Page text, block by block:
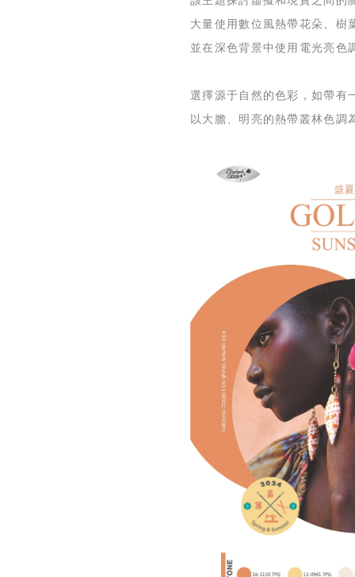
大量使用數位風熱帶花朵、樹
並在深色背景中使用電光亮色
選擇源于自然的色彩，如帶有
以大膽、明亮的熱帶叢林色調